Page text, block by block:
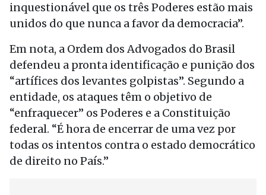
inquestionável que os três Poderes estão mais
unidos do que nunca a favor da democracia”.
Em nota, a Ordem dos Advogados do Brasil
defendeu a pronta identificação e punição dos
“artífices dos levantes golpistas”. Segundo a
entidade, os ataques têm o objetivo de
“enfraquecer” os Poderes e a Constituição
federal. “É hora de encerrar de uma vez por
todas os intentos contra o estado democrático
de direito no País.”